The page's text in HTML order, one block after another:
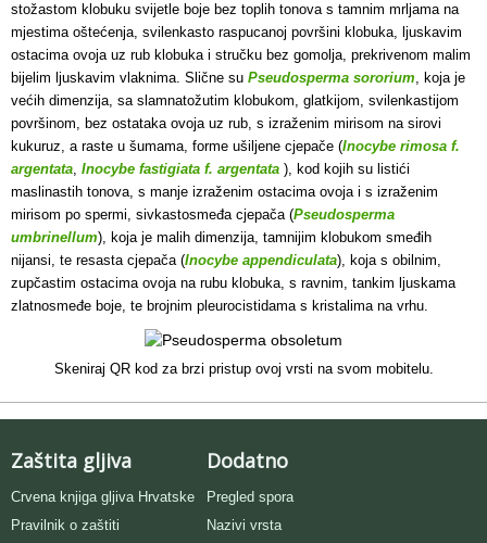
stožastom klobuku svijetle boje bez toplih tonova s tamnim mrljama na
mjestima oštećenja, svilenkasto raspucanoj površini klobuka, ljuskavim
ostacima ovoja uz rub klobuka i stručku bez gomolja, prekrivenom malim
bijelim ljuskavim vlaknima. Slične su Pseudosperma sororium, koja je
većih dimenzija, sa slamnatožutim klobukom, glatkijom, svilenkastijom
površinom, bez ostataka ovoja uz rub, s izraženim mirisom na sirovi
kukuruz, a raste u šumama, forme ušiljene cjepače (Inocybe rimosa f.
argentata, Inocybe fastigiata f. argentata ), kod kojih su listići
maslinastih tonova, s manje izraženim ostacima ovoja i s izraženim
mirisom po spermi, sivkastosmeđa cjepača (Pseudosperma
umbrinellum), koja je malih dimenzija, tamnijim klobukom smeđih
nijansi, te resasta cjepača (Inocybe appendiculata), koja s obilnim,
zupčastim ostacima ovoja na rubu klobuka, s ravnim, tankim ljuskama
zlatnosmeđe boje, te brojnim pleurocistidama s kristalima na vrhu.
Skeniraj QR kod za brzi pristup ovoj vrsti na svom mobitelu.
Zaštita gljiva
Crvena knjiga gljiva Hrvatske
Pravilnik o zaštiti
Dodatno
Pregled spora
Nazivi vrsta